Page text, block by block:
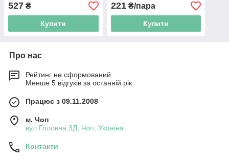
527 ₴
Купити
221₴/пара
Купити
Про нас
Рейтинг не сформований
Менше 5 відгуків за останній рік
Працює з 09.11.2008
м. Чоп
вул.Головна,3Д, Чоп, Україна
Контакти